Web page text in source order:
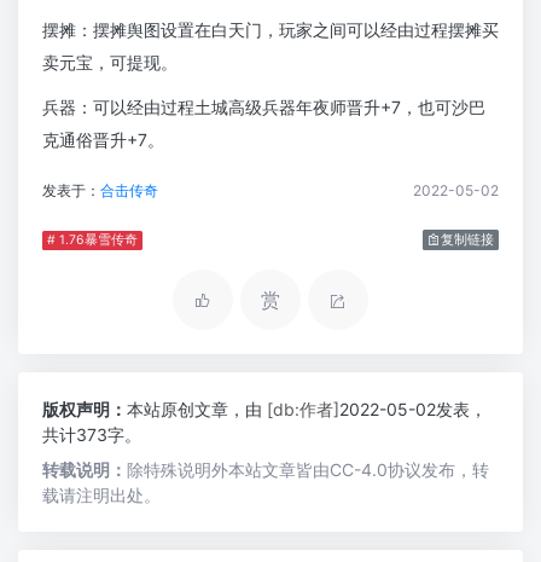
摆摊：摆摊舆图设置在白天门，玩家之间可以经由过程摆摊买
卖元宝，可提现。
兵器：可以经由过程土城高级兵器年夜师晋升+7，也可沙巴
克通俗晋升+7。
发表于： 合击传奇 2022-05-02
# 1.76暴雪传奇 复制链接
赏
版权声明： 本站原创文章，由 [db:作者]2022-05-02发表，
共计373字。
转载说明： 除特殊说明外本站文章皆由CC-4.0协议发布，转
载请注明出处。